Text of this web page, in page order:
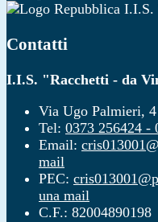
I.I.S.
Contatti
I.I.S. "Racchetti - da
Via Ugo Palmieri,
Tel: 0373 256424 -
Email:
mail
PEC:
una mail
C.F.: 82004890198